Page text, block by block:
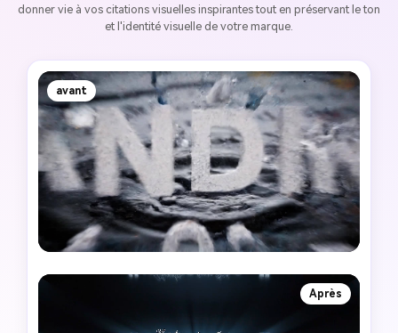
donner vie à vos citations visuelles inspirantes tout en préservant le ton
et l'identité visuelle de votre marque.
avant
Après